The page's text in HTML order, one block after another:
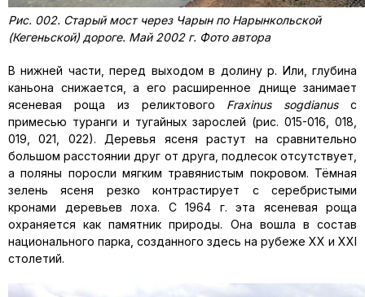
Рис. 002. Старый мост через Чарын по Нарынкольской
(Кегеньской) дороге. Май 2002 г. Фото автора
В нижней части, перед выходом в долину р. Или, глубина
каньона снижается, а его расширенное днище занимает
ясеневая роща из реликтового Fraxinus sogdianusс
примесью туранги и тугайных зарослей (рис. 015-016, 018,
019, 021, 022). Деревья ясеня растут на сравнительно
большом расстоянии друг от друга, подлесок отсутствует,
а поляны поросли мягким травянистым покровом. Тёмная
зелень ясеня резко контрастирует с серебристыми
кронами деревьев лоха. С 1964 г. эта ясеневая роща
охраняется как памятник природы. Она вошла в состав
национального парка, созданного здесь на рубеже ХХ и ХХI
столетий.